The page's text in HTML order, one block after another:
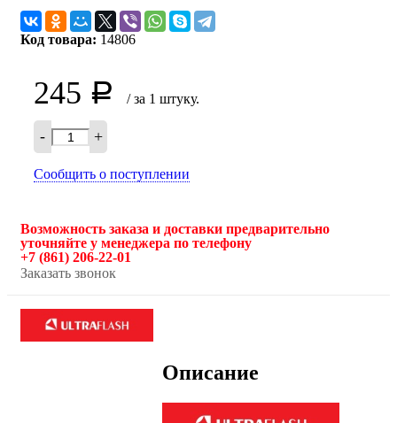
Код товара: 14806
245 Р / за 1 штуку.
- +
Сообщить о поступлении
Возможность заказа и доставки предварительно
уточняйте у менеджера по телефону
+7 (861) 206-22-01
Заказать звонок
Описание